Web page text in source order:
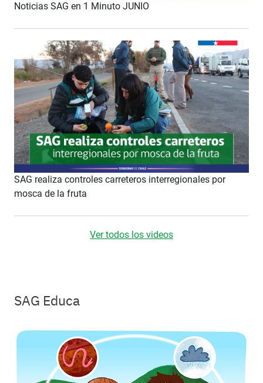
Noticias SAG en 1 Minuto JUNIO
SAG realiza controles carreteros interregionales por
mosca de la fruta
Ver todos los videos
SAG Educa